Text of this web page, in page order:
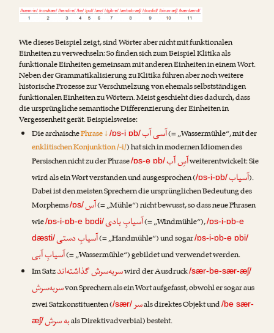
Wie dieses Beispiel zeigt, sind Wörter aber nicht mit funktionalen
Einheiten zu verwechseln: So finden sich zum Beispiel Klitika als
funktionale Einheiten gemeinsam mit anderen Einheiten in einem Wort.
Neben der Grammatikalisierung zu Klitika führen aber noch weitere
historische Prozesse zur Verschmelzung von ehemals selbstständigen
funktionalen Einheiten zu Wörtern. Meist geschieht dies dadurch, dass
die ursprüngliche semantische Differenzierung der Einheiten in
Vergessenheit gerät. Beispielsweise:
Die archaischePhrase ↓ /ɒs-i ɒb/آسی آب(= „Wassermühle“, mit der
enklitischen Konjunktion /-i/) hat sich in modernen Idiomen des
Persischen nicht zu der Phrase/ɒs-e ɒb/آسِ آبweiterentwickelt: Sie
wird als ein Wort verstanden und ausgesprochen (/ɒs-i-ɒb/آسیاب).
Dabei ist den meisten Sprechern die ursprünglichen Bedeutung des
Morphems/ɒs/آس(= „Mühle“) nicht bewusst, so dass neue Phrasen
wie/ɒs-i-ɒb-e bɒdi/آسیابِ بادی(= „Windmühle“),/ɒs-i-ɒb-e
dæsti/آسیابِ دستی(= „Handmühle“) und sogar/ɒs-i-ɒb-e ɒbi/
آسیابِ آبی(= „Wassermühle“) gebildet und verwendet werden.
Im Satzسربه‌سرش گذاشته‌اندwird der Ausdruck/sær-be-sær-æʃ/
سربه‌سرشvon Sprechern als ein Wort aufgefasst, obwohl er sogar aus
zwei Satzkonstituenten (/sær/سرals direktes Objekt und/be sær-
æʃ/به سرشals Direktivadverbial) besteht.